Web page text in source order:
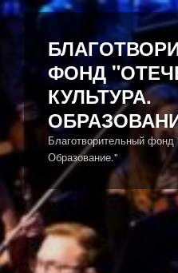
Перейти
содержимому
ФОНД
КУЛЬТУРА.
Благотворительный
Образование."